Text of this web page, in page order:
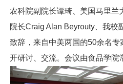
农科院副院长谭琦、美国马里兰
院长Craig Alan Beyrouty、我校
致辞，来自中美两国的50余名
开研讨、交流。会议由食品学院